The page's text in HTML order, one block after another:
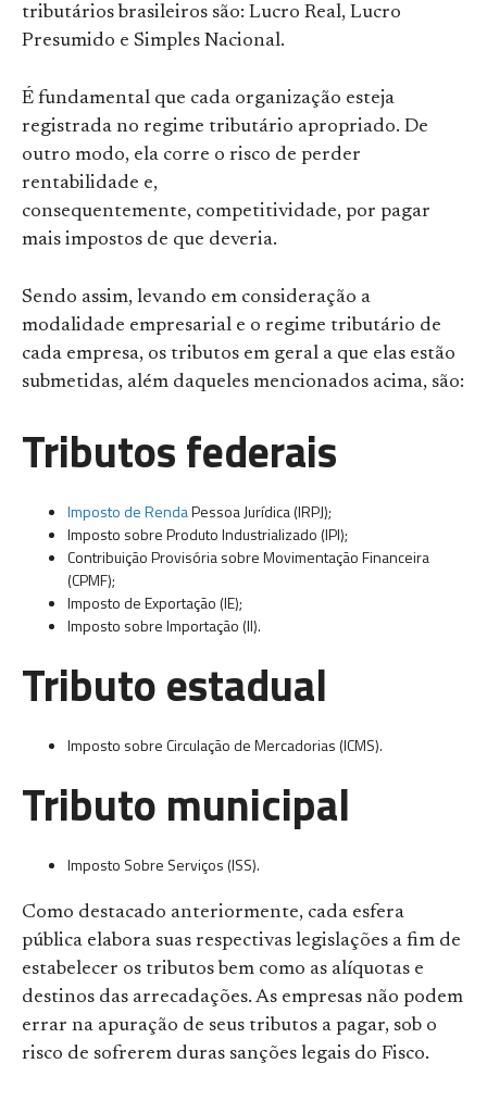
tributários brasileiros são: Lucro Real, Lucro
Presumido e Simples Nacional.
É fundamental que cada organização esteja
registrada no regime tributário apropriado. De
outro modo, ela corre o risco de perder
rentabilidade e,
consequentemente, competitividade, por pagar
mais impostos de que deveria.
Sendo assim, levando em consideração a
modalidade empresarial e o regime tributário de
cada empresa, os tributos em geral a que elas estão
submetidas, além daqueles mencionados acima, são:
Tributos federais
Imposto de RendaPessoa Jurídica (IRPJ);
Imposto sobre Produto Industrializado (IPI);
Contribuição Provisória sobre Movimentação Financeira
(CPMF);
Imposto de Exportação (IE);
Imposto sobre Importação (II).
Tributo estadual
Imposto sobre Circulação de Mercadorias (ICMS).
Tributo municipal
Imposto Sobre Serviços (ISS).
Como destacado anteriormente, cada esfera
pública elabora suas respectivas legislações a fim de
estabelecer os tributos bem como as alíquotas e
destinos das arrecadações. As empresas não podem
errar na apuração de seus tributos a pagar, sob o
risco de sofrerem duras sanções legais do Fisco.